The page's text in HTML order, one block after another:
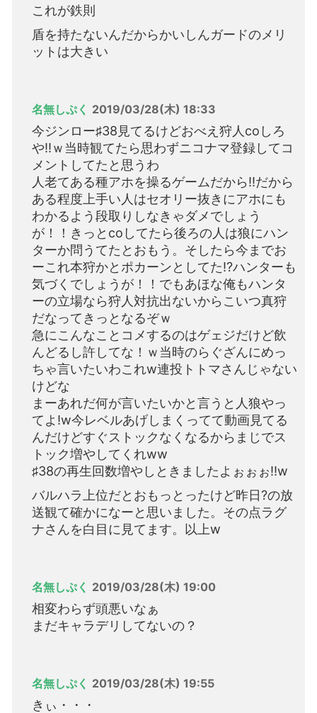
これが鉄則
盾を持たないんだからかいしんガードのメリ
ットは大きい
名無しぷく 2019/03/28(木) 18:33
今ジンロー♯38見てるけどおべえ狩人coしろ
や!!ｗ当時観てたら思わずニコナマ登録してコ
メントしてたと思うわ
人老てある種アホを操るゲームだから!!だから
ある程度上手い人はセオリー抜きにアホにも
わかるよう段取りしなきゃダメでしょう
が！！きっとcoしてたら後ろの人は狼にハン
ターか問うてたとおもう。そしたら今までお
ーこれ本狩かとポカーンとしてた!?ハンターも
気づくでしょうが！！でもあほな俺もハンタ
ーの立場なら狩人対抗出ないからこいつ真狩
だなってきっとなるぞｗ
急にこんなことコメするのはゲェジだけど飲
んどるし許してな！ｗ当時のらぐざんにめっ
ちゃ言いたいわこれw連投トトマさんじゃない
けどな
まーあれだ何が言いたいかと言うと人狼やっ
てよ!w今レベルあげしまくってて動画見てる
んだけどすぐストックなくなるからまじでス
トック増やしてくれww
♯38の再生回数増やしときましたよぉぉぉ!!w
バルハラ上位だとおもっとったけど昨日?の放
送観て確かになーと思いました。その点ラグ
ナさんを白目に見てます。以上w
名無しぷく 2019/03/28(木) 19:00
相変わらず頭悪いなぁ
まだキャラデリしてないの？
名無しぷく 2019/03/28(木) 19:55
きぃ・・・